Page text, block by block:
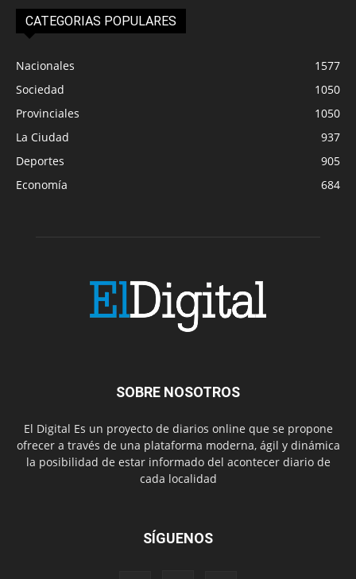
CATEGORIAS POPULARES
Nacionales
1577
Sociedad
1050
Provinciales
1050
La Ciudad
937
Deportes
905
Economía
684
SOBRE NOSOTROS
El Digital Es un proyecto de diarios online que se propone
ofrecer a través de una plataforma moderna, ágil y dinámica
la posibilidad de estar informado del acontecer diario de
cada localidad
SÍGUENOS